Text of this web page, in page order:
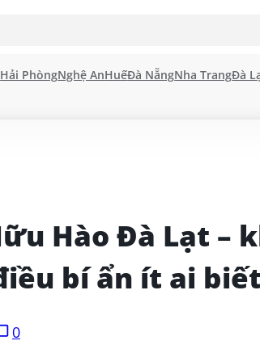
Hải PhòngNghệ AnHuếĐà NẵngNha TrangĐà
Hào Đà Lạt –
bí ẩn ít ai biết
0